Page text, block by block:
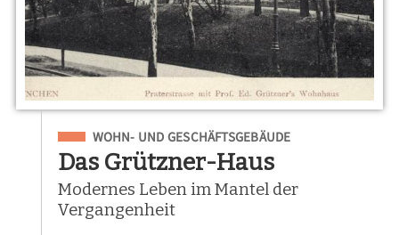
Eingeordnet unter
WOHN- UND GESCHÄFTSGEBÄUDE
Das Grützner-Haus
Modernes Leben im Mantel der
Vergangenheit